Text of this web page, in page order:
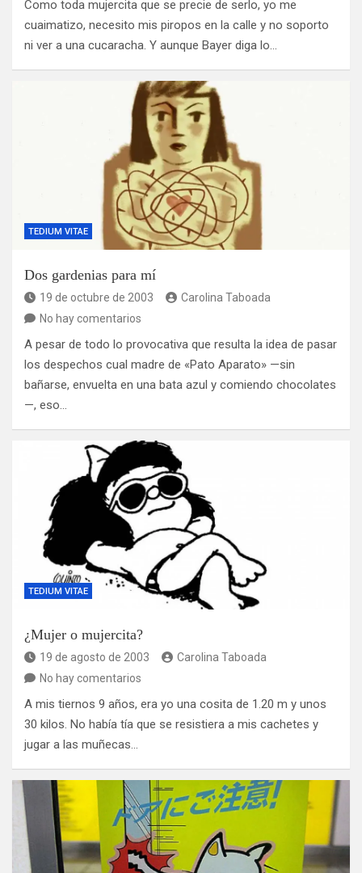
Como toda mujercita que se precie de serlo, yo me
cuaimatizo, necesito mis piropos en la calle y no soporto
ni ver a una cucaracha. Y aunque Bayer diga lo…
TEDIUM VITAE
Dos gardenias para mí
19 de octubre de 2003
Carolina Taboada
No hay comentarios
A pesar de todo lo provocativa que resulta la idea de pasar
los despechos cual madre de «Pato Aparato» —sin
bañarse, envuelta en una bata azul y comiendo chocolates
—, eso…
TEDIUM VITAE
¿Mujer o mujercita?
19 de agosto de 2003
Carolina Taboada
No hay comentarios
A mis tiernos 9 años, era yo una cosita de 1.20 m y unos
30 kilos. No había tía que se resistiera a mis cachetes y
jugar a las muñecas…